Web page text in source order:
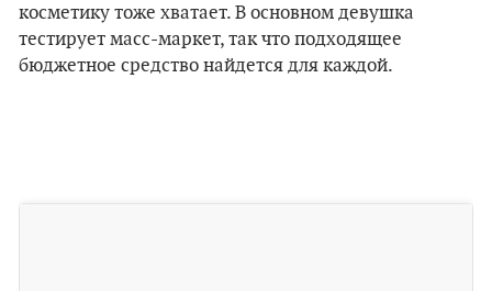
косметику тоже хватает. В основном девушка
тестирует масс-маркет, так что подходящее
бюджетное средство найдется для каждой.